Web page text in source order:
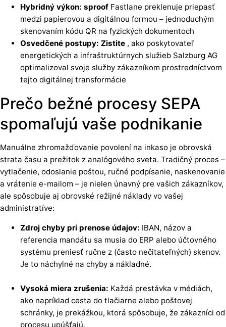
Hybridný výkon: sproof Fastlane preklenuje priepasť
medzi papierovou a digitálnou formou – jednoduchým
skenovaním kódu QR na fyzických dokumentoch
Osvedčené postupy: Zistite , ako poskytovateľ
energetických a infraštruktúrnych služieb Salzburg AG
optimalizoval svoje služby zákazníkom prostredníctvom
tejto digitálnej transformácie
Prečo bežné procesy SEPA
spomaľujú vaše podnikanie
Manuálne zhromažďovanie povolení na inkaso je obrovská
strata času a prežitok z analógového sveta. Tradičný proces –
vytlačenie, odoslanie poštou, ručné podpísanie, naskenovanie
a vrátenie e-mailom – je nielen únavný pre vašich zákazníkov,
ale spôsobuje aj obrovské režijné náklady vo vašej
administratíve:
Zdroj chyby pri prenose údajov: IBAN, názov a
referencia mandátu sa musia do ERP alebo účtovného
systému preniesť ručne z (často nečitateľných) skenov.
Je to náchylné na chyby a nákladné.
Vysoká miera zrušenia: Každá prestávka v médiách,
ako napríklad cesta do tlačiarne alebo poštovej
schránky, je prekážkou, ktorá spôsobuje, že zákazníci od
procesu upúšťajú.